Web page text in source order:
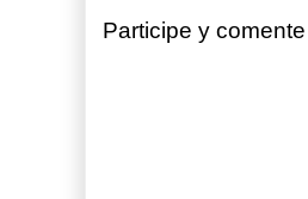
Participe y